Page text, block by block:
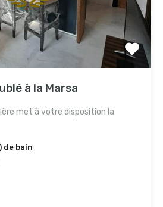
à la Marsa
met à votre disposition la
de bain